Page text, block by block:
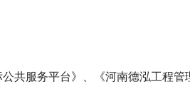
共服务平台》、《河南德泓工程管